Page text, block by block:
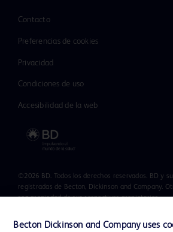
Contacto
Preferencias de cookies
Privacidad
Condiciones de uso
Accesibilidad de la web
©2026 BD. Todos los derechos reservados. BD y
registradas de Becton, Dickinson and Company.
son propiedad de sus respectivos propietarios.
Becton Dickinson and Company uses